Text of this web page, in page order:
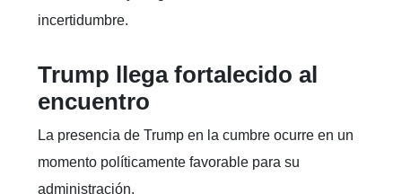
incertidumbre.
Trump llega fortalecido al
encuentro
La presencia de Trump en la cumbre ocurre en un
momento políticamente favorable para su
administración.